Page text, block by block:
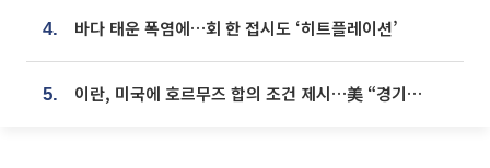
4. 바다 태운 폭염에…회 한 접시도 ‘히트플레이션’
5. 이란, 미국에 호르무즈 합의 조건 제시…美 “경기 아직 안 끝나” [종합]